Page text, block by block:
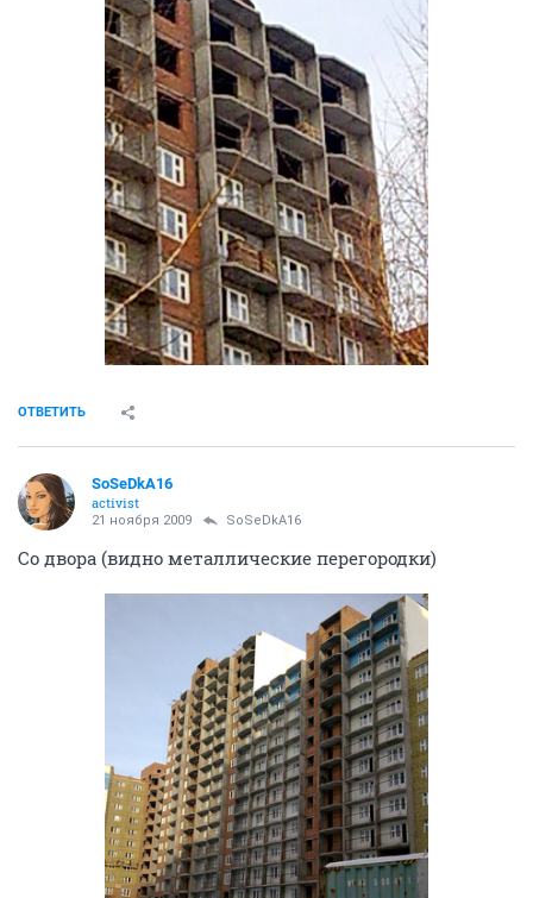
ОТВЕТИТЬ
SoSeDkA16
activist
21 ноября 2009 SoSeDkA16
Со двора (видно металлические перегородки)